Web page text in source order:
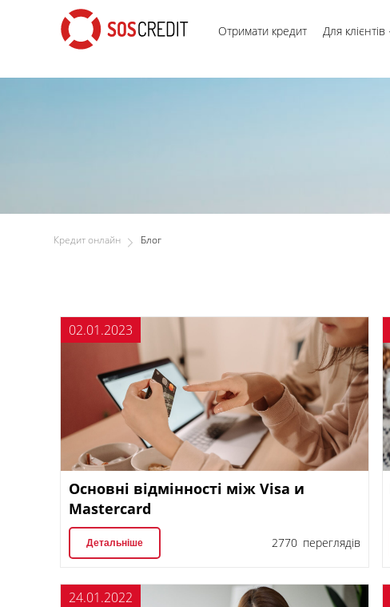
Отримати кредит Для клієнтів
Кредит онлайн Блог
02.01.2023
Основні відмінності між Visa и
Mastercard
Детальніше 2770 переглядів
24.01.2022